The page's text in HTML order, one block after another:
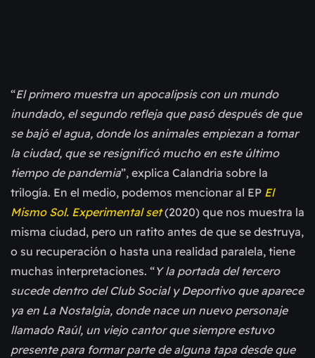
“El primero muestra un apocalipsis con un mundo
inundado, el segundo refleja que pasó después de que
se bajó el agua, donde los animales empiezan a tomar
la ciudad, que se resignificó mucho en este último
tiempo de pandemia”, explica Calandria sobre la
trilogía. En el medio, podemos mencionar al EP El
Mismo Sol. Experimental set (2020) que nos muestra la
misma ciudad, pero un ratito antes de que se destruya,
o su recuperación o hasta una realidad paralela, tiene
muchas interpretaciones. “Y la portada del tercero
sucede dentro del Club Social y Deportivo que aparece
ya en La Nostalgia, donde nace un nuevo personaje
llamado Raúl, un viejo cantor que siempre estuvo
presente para formar parte de alguna tapa desde que